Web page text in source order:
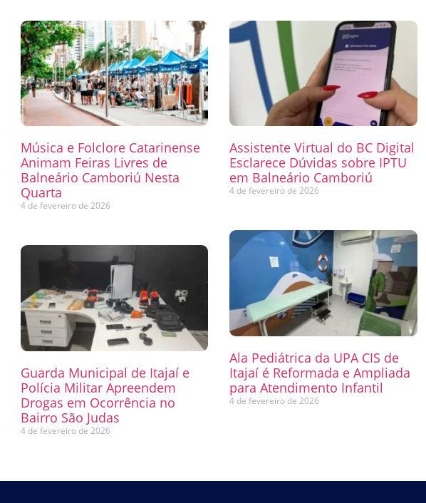
Música e Folclore Catarinense
Animam Feiras Livres de
Balneário Camboriú Nesta
Quarta
4 de fevereiro de 2026
Assistente Virtual do BC Digital
Esclarece Dúvidas sobre IPTU
em Balneário Camboriú
4 de fevereiro de 2026
Guarda Municipal de Itajaí e
Polícia Militar Apreendem
Drogas em Ocorrência no
Bairro São Judas
4 de fevereiro de 2026
Ala Pediátrica da UPA CIS de
Itajaí é Reformada e Ampliada
para Atendimento Infantil
4 de fevereiro de 2026